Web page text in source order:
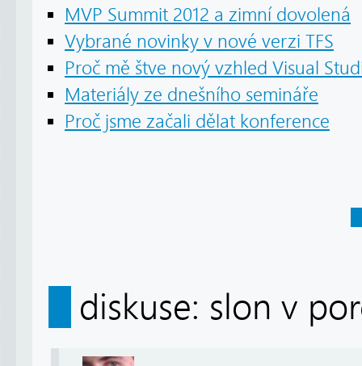
MVP Summit 2012 a zimní dovolená
Vybrané novinky v nové verzi TFS
Proč mě štve nový vzhled Visual
Materiály ze dnešního semináře
Proč jsme začali dělat konference
diskuse: slon v